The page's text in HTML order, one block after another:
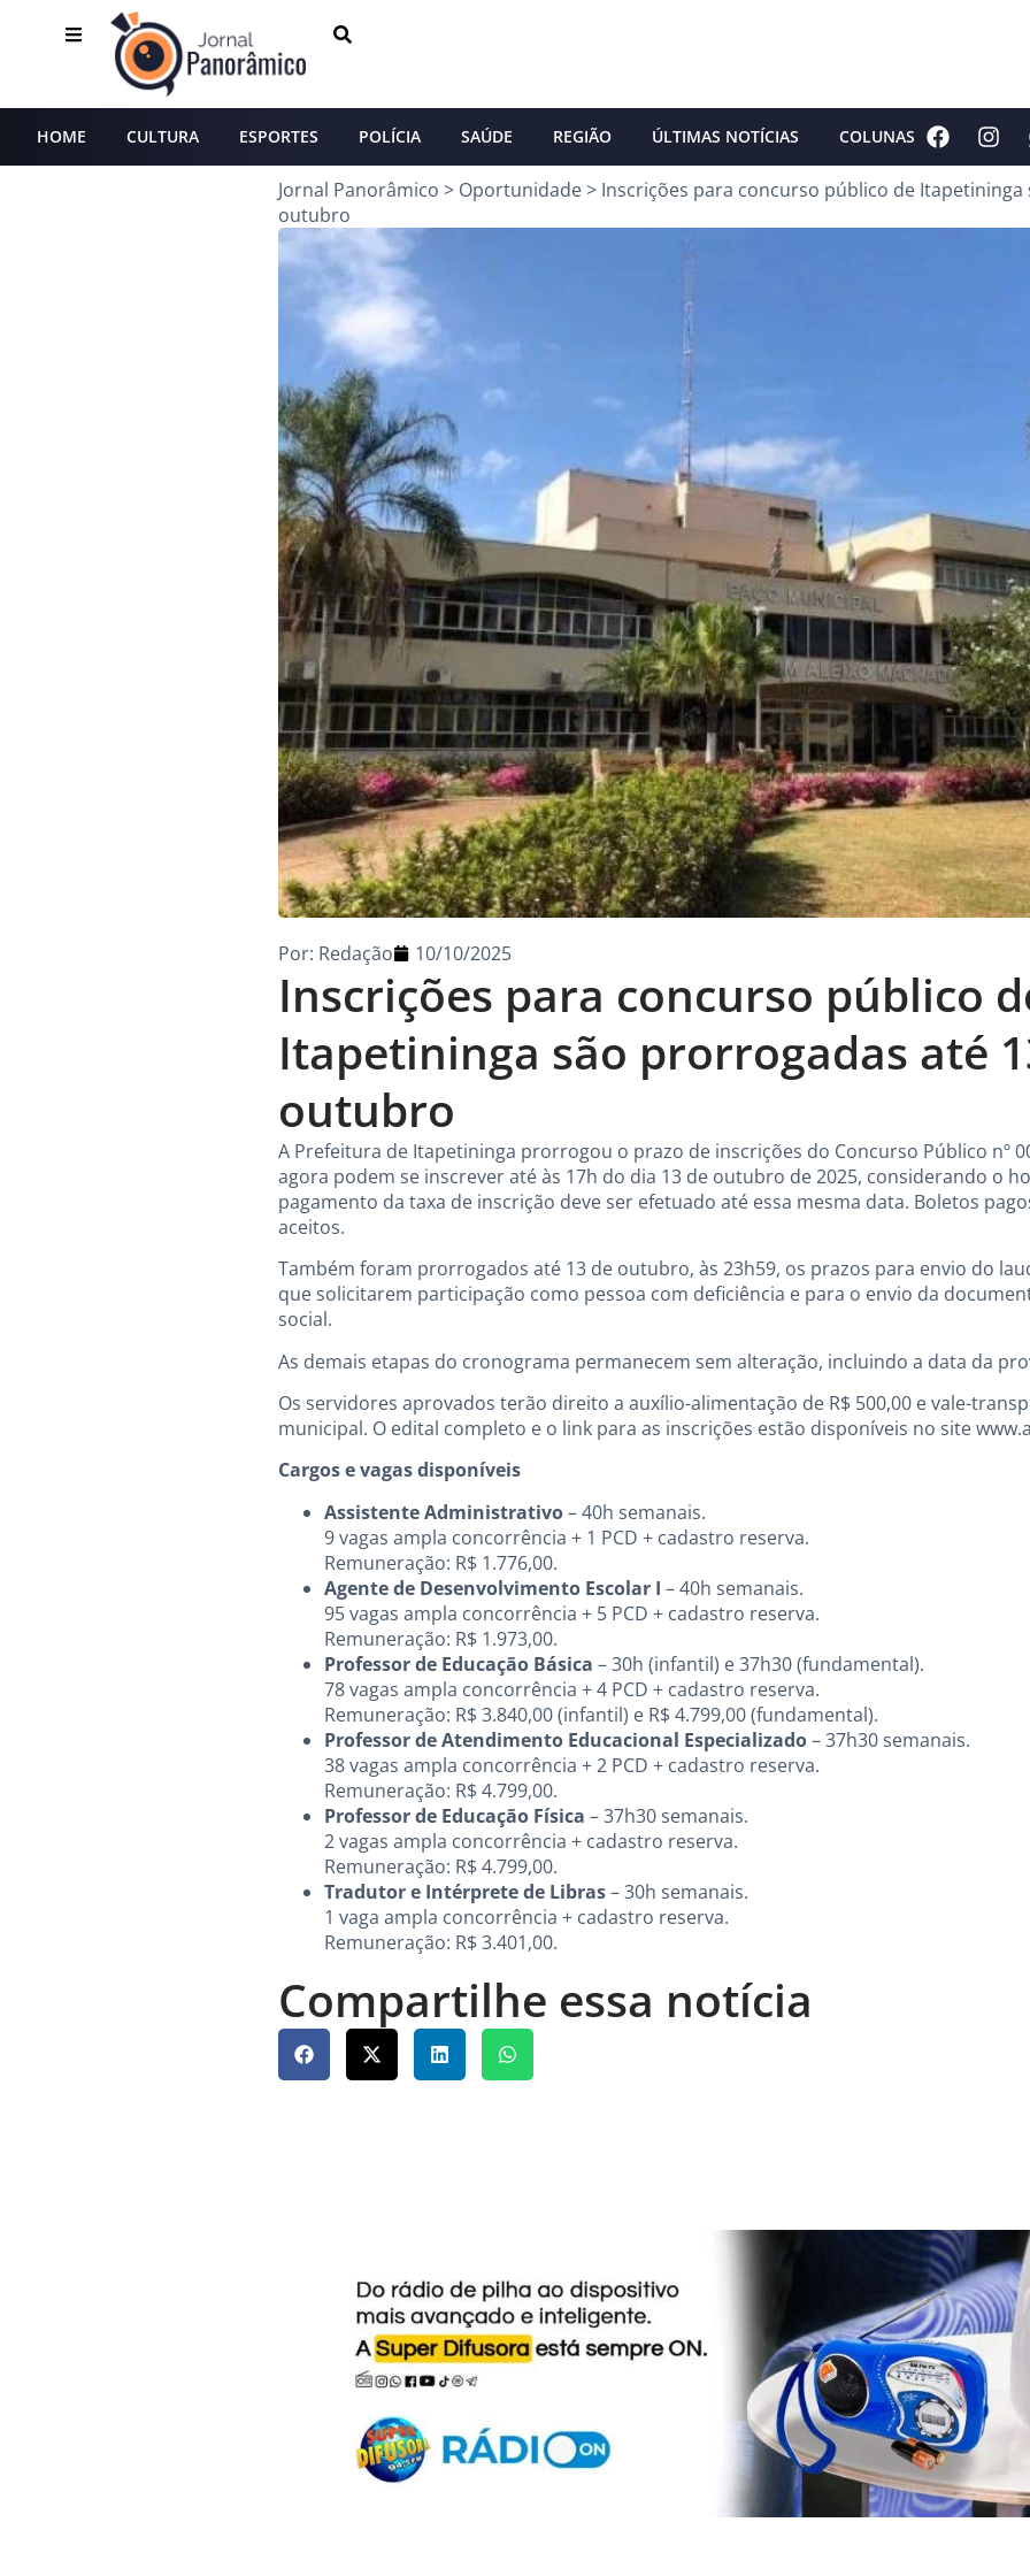
HOME CULTURA ESPORTES POLÍCIA SAÚDE REGIÃO ÚLTIMAS NOTÍCIAS COLUNAS
Jornal Panorâmico > Oportunidade> Inscrições para concurso público de
outubro
Inscrições para concurso público
Itapetininga são prorrogadas até
outubro
Por: Redação 10/10/2025
A Prefeitura de Itapetininga prorrogou o prazo de inscrições do Concurso Público nº
agora podem se inscrever até às 17h do dia 13 de outubro de 2025, considerando o
pagamento da taxa de inscrição deve ser efetuado até essa mesma data. Boletos
aceitos.
Também foram prorrogados até 13 de outubro, às 23h59, os prazos para envio do
que solicitarem participação como pessoa com deficiência e para o envio da
social.
As demais etapas do cronograma permanecem sem alteração, incluindo a data da
Os servidores aprovados terão direito a auxílio-alimentação de R$ 500,00 e vale-
municipal. O edital completo e o link para as inscrições estão disponíveis no site
Cargos e vagas disponíveis
Assistente Administrativo– 40h semanais.
9 vagas ampla concorrência + 1 PCD + cadastro reserva.
Remuneração: R$ 1.776,00.
Agente de Desenvolvimento Escolar I – 40h semanais.
95 vagas ampla concorrência + 5 PCD + cadastro reserva.
Remuneração: R$ 1.973,00.
Professor de Educação Básica – 30h (infantil) e 37h30 (fundamental).
78 vagas ampla concorrência + 4 PCD + cadastro reserva.
Remuneração: R$ 3.840,00 (infantil) e R$ 4.799,00 (fundamental).
Professor de Atendimento Educacional Especializado– 37h30 semanais.
38 vagas ampla concorrência + 2 PCD + cadastro reserva.
Remuneração: R$ 4.799,00.
Professor de Educação Física – 37h30 semanais.
2 vagas ampla concorrência + cadastro reserva.
Remuneração: R$ 4.799,00.
Tradutor e Intérprete de Libras– 30h semanais.
1 vaga ampla concorrência + cadastro reserva.
Remuneração: R$ 3.401,00.
Compartilhe essa notícia